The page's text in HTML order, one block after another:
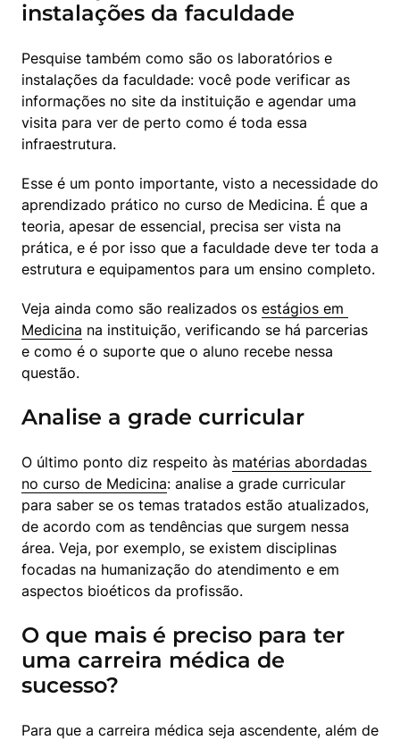
instalações da faculdade
Pesquise também como são os laboratórios e
instalações da faculdade: você pode verificar as
informações no site da instituição e agendar uma
visita para ver de perto como é toda essa
infraestrutura.
Esse é um ponto importante, visto a necessidade do
aprendizado prático no curso de Medicina. É que a
teoria, apesar de essencial, precisa ser vista na
prática, e é por isso que a faculdade deve ter toda a
estrutura e equipamentos para um ensino completo.
Veja ainda como são realizados os estágios em
Medicina na instituição, verificando se há parcerias
e como é o suporte que o aluno recebe nessa
questão.
Analise a grade curricular
O último ponto diz respeito às matérias abordadas
no curso de Medicina: analise a grade curricular
para saber se os temas tratados estão atualizados,
de acordo com as tendências que surgem nessa
área. Veja, por exemplo, se existem disciplinas
focadas na humanização do atendimento e em
aspectos bioéticos da profissão.
O que mais é preciso para ter
uma carreira médica de
sucesso?
Para que a carreira médica seja ascendente, além de